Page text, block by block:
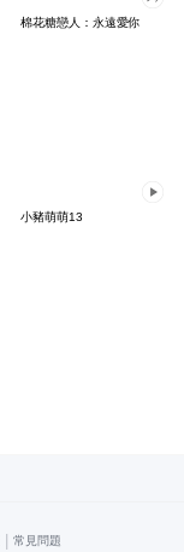
棉花糖戀人：永遠愛你
小豬萌萌13
| 常見問題